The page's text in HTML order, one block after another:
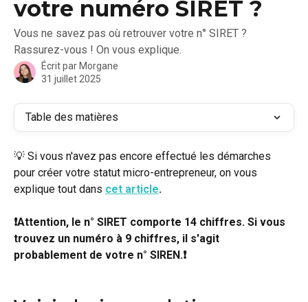
votre numéro SIRET ?
Vous ne savez pas où retrouver votre n° SIRET ?
Rassurez-vous ! On vous explique.
Écrit par Morgane
31 juillet 2025
Table des matières
💡 Si vous n'avez pas encore effectué les démarches
pour créer votre statut micro-entrepreneur, on vous
explique tout dans cet article.
❗Attention, le n° SIRET comporte 14 chiffres. Si vous
trouvez un numéro à 9 chiffres, il s'agit
probablement de votre n° SIREN.❗